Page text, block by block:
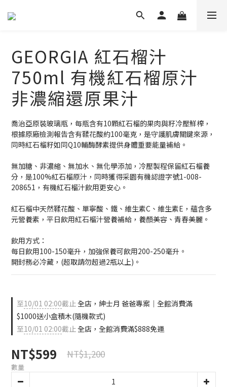
GEORGIA 紅石榴汁
750ml 有機紅石榴原汁
非濃縮還原果汁
喬治亞原裝玻璃瓶，每瓶含有10顆紅石榴的果肉與籽冷壓鮮榨，
根據原廠檢測報告含有鞣花酸約100毫克，是守護肌膚關鍵來源，
同時紅石榴籽如同Q10輔酶酵素提供身體重要能量補給。
無加糖、非濃縮、無加水、無化學添加，冷壓製程保留紅石榴養
分，是100%紅石榴原汁，同時獲得采園有機認證字號1-008-
208651，有機紅石榴汁飲用更安心。
紅石榴中天然鞣花酸、單寧酸、鐵、維生素C、維生素E，蘊含多
元營養素，平日飲用紅石榴汁營養補給，養顏美容、青春美麗。
飲用方式：
每日飲用100-150毫升，加強保養可飲用200-250毫升。
開封務必冷藏，(超取請勿超過2瓶以上)。
至10/01 02:00截止全店，紳士月 爸爸專案｜全館消費滿
$1000送小盒積木(隨機款式)
至10/01 02:00截止全店，全館消費滿$888免運
NT$599 NT$1,200
數量